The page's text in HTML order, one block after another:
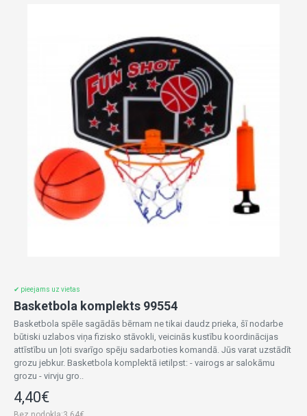
✔ pieejams uz vietas
Basketbola komplekts 99554
Basketbola spēle sagādās bērnam ne tikai daudz prieka, šī nodarbe
būtiski uzlabos viņa fizisko stāvokli, veicinās kustību koordinācijas
attīstību un ļoti svarīgo spēju sadarboties komandā. Jūs varat uzstādīt
grozu jebkur. Basketbola komplektā ietilpst: - vairogs ar salokāmu
grozu - virvju gro..
4,40€